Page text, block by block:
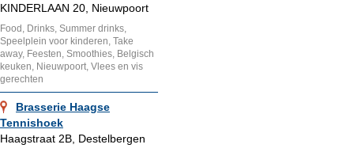
KINDERLAAN 20, Nieuwpoort
Food, Drinks, Summer drinks,
Speelplein voor kinderen, Take
away, Feesten, Smoothies, Belgisch
keuken, Nieuwpoort, Vlees en vis
gerechten
Brasserie Haagse
Tennishoek
Haagstraat 2B, Destelbergen